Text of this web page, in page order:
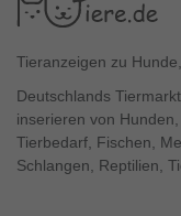
Tieranzeigen zu
Deutschlands
inserieren von
Tierbedarf, Fischen,
Schlangen, Reptilien,